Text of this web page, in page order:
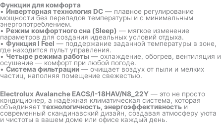
Функции для комфорта
• Инверторная технология DC — плавное регулирование
мощности без перепадов температуры и с минимальным
энергопотреблением.
• Режим комфортного сна (Sleep) — мягкое изменение
параметров для создания идеальных условий отдыха.
• Функция I Feel — поддержание заданной температуры в зоне,
где находится пульт управления.
• Четыре режима работы — охлаждение, обогрев, вентиляция и
осушение — комфорт при любой погоде.
• Система фильтрации — очищает воздух от пыли и мелких
частиц, наполняя помещение свежестью.
Electrolux Avalanche EACS/I-18HAV/N8_22Y — это не просто
кондиционер, а надёжная климатическая система, которая
объединяеттехнологичность, энергоэффективность и
современный скандинавский дизайн, создавая атмосферу уюта
и чистоты в вашем доме или офисе каждый день.